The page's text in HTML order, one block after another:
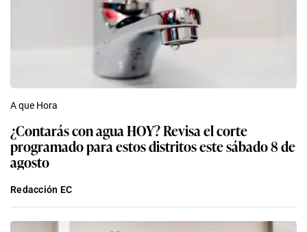
A que Hora
¿Contarás con agua HOY? Revisa el corte
programado para estos distritos este sábado 8 de
agosto
Redacción EC